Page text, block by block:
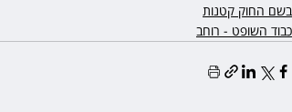
בשם החוק קטנות
כבוד השופט - רוחב